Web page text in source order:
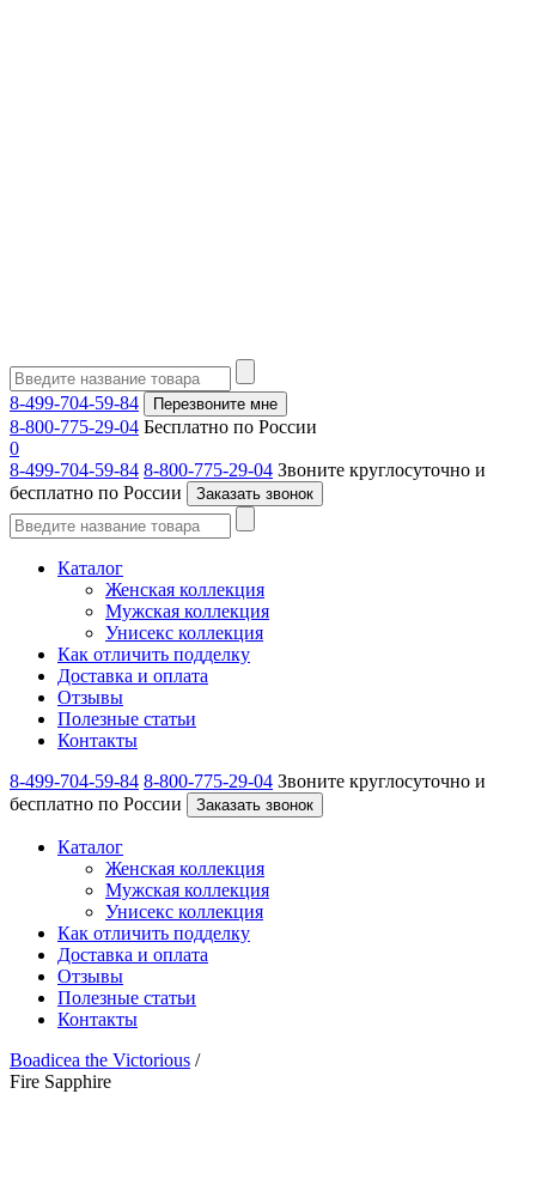
8-499-704-59-84 Перезвоните мне
8-800-775-29-04 Бесплатно по России
0
8-499-704-59-84 8-800-775-29-04 Звоните круглосуточно и
бесплатно по России
Заказать звонок
Каталог
Женская коллекция
Мужская коллекция
Унисекс коллекция
Как отличить подделку
Доставка и оплата
Отзывы
Полезные статьи
Контакты
8-499-704-59-84 8-800-775-29-04 Звоните круглосуточно и
бесплатно по России
Заказать звонок
Каталог
Женская коллекция
Мужская коллекция
Унисекс коллекция
Как отличить подделку
Доставка и оплата
Отзывы
Полезные статьи
Контакты
Boadicea the Victorious /
Fire Sapphire